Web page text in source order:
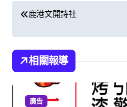
文
章
導
覽
鹿港文開詩社
相關報導
廣告